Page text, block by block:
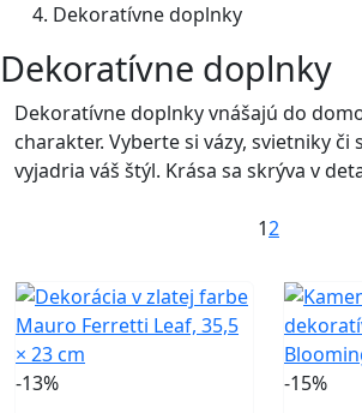
Dekoratívne doplnky
Dekoratívne doplnky
Dekoratívne doplnky vnášajú do
charakter. Vyberte si vázy, svietniky či
vyjadria váš štýl. Krása sa skrýva v
12
-13% -15%